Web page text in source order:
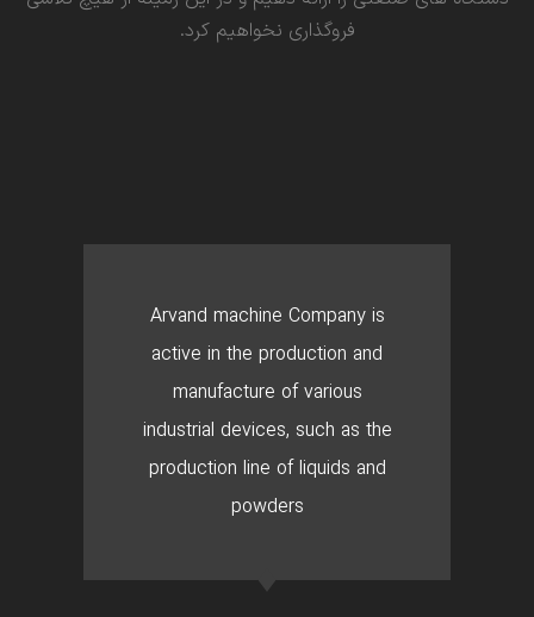
فروگذاری نخواهیم کرد.
Arvand machine Company is
active in the production and
manufacture of various
industrial devices, such as the
production line of liquids and
powders